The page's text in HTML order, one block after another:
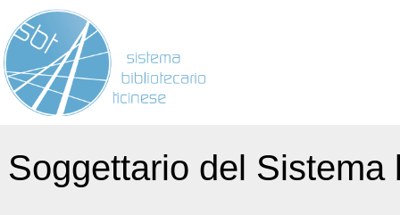
Soggettario del